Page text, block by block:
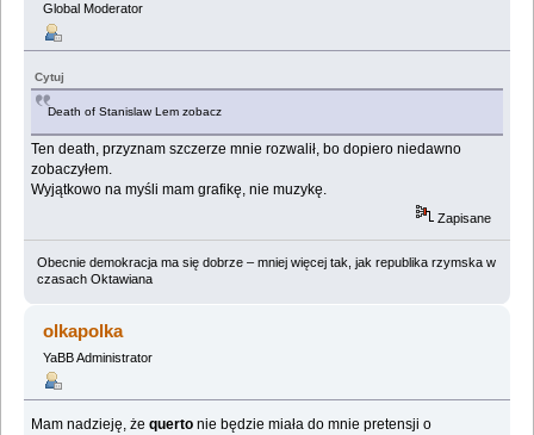
Global Moderator
Cytuj
Death of Stanislaw Lem zobacz
Ten death, przyznam szczerze mnie rozwalił, bo dopiero niedawno
zobaczyłem.
Wyjątkowo na myśli mam grafikę, nie muzykę.
Zapisane
Obecnie demokracja ma się dobrze – mniej więcej tak, jak republika rzymska w
czasach Oktawiana
olkapolka
YaBB Administrator
Mam nadzieję, że querto nie będzie miała do mnie pretensji o